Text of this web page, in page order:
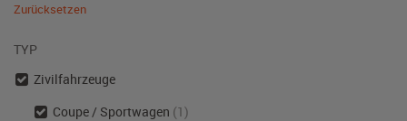
Zurücksetzen
TYP
Zivilfahrzeuge
Coupe / Sportwagen (1)